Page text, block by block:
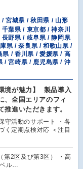
宮城県 / 秋田県 / 山形
葉県 / 東京都 / 神奈川
野県 / 岐阜県 / 静岡県
県 / 奈良県 / 和歌山県 /
県 / 香川県 / 愛媛県 / 高
/ 宮崎県 / 鹿児島県 / 沖
境が魅力】 製品導入
、全国エリアのフィ
進いただきます。
守活動のサポート ・各
く定期点検対応 ＜注目
第2区及び第3区） ・高
ル…